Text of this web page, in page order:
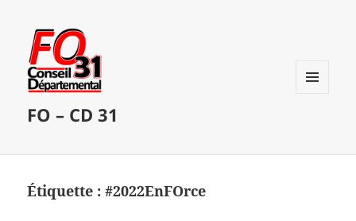
FO – CD 31
Étiquette :#2022EnFOrce